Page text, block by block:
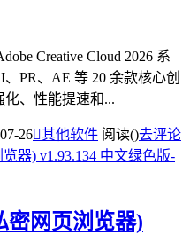
Creative Cloud 2026 系
PR、AE 等 20 余款核心创
化、性能提速和...
26其他软件 阅读()去评论
密网页浏览器)